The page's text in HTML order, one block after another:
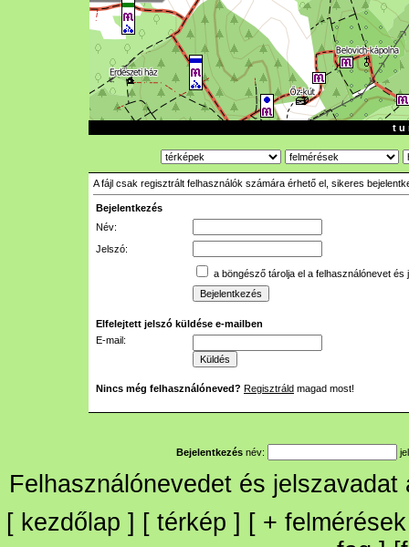
t u
A fájl csak regisztrált felhasználók számára érhető el, sikeres
Bejelentkezés
Név:
Jelszó:
a böngésző tárolja el a felhasználónevet és
Elfelejtett jelszó küldése e-mailben
E-mail:
Nincs még felhasználóneved? Regisztráld magad most!
Bejelentkezés név:
Felhasználónevedet és
[ kezdőlap ] [ térkép ] [ + felmérések